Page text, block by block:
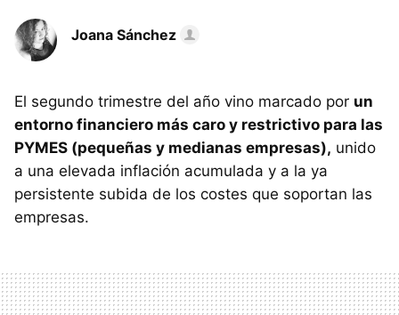
Joana Sánchez
El segundo trimestre del año vino marcado por un
entorno financiero más caro y restrictivo para las
PYMES (pequeñas y medianas empresas), unido
a una elevada inflación acumulada y a la ya
persistente subida de los costes que soportan las
empresas.